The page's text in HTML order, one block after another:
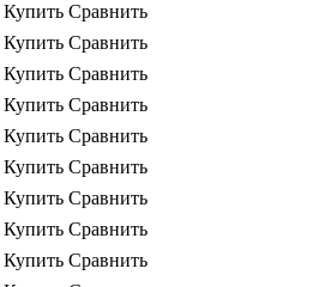
Купить Сравнить
Купить Сравнить
Купить Сравнить
Купить Сравнить
Купить Сравнить
Купить Сравнить
Купить Сравнить
Купить Сравнить
Купить Сравнить